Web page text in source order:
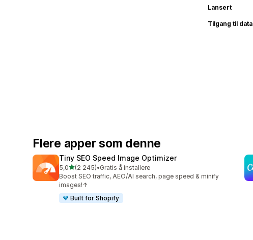
Lansert
Tilgang til data
Flere apper som denne
Tiny SEO Speed Image Optimizer
5,0av 5 stjerner
(2 245)
Totalt 2245 omtaler
•Gratis å installere
Boost SEO traffic, AEO/AI search, page speed & minify
images!↑
Built for Shopify